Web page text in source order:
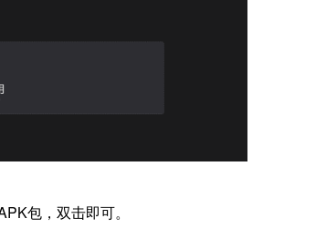
包，双击即可。